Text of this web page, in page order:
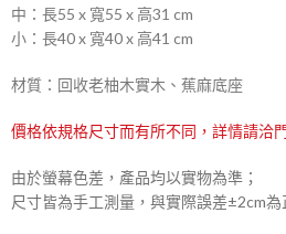
中：長55 x 寬55 x 高31 cm
小：長40 x 寬40 x 高41 cm
材質：回收老柚木實木、蕉麻底座
價格依規格尺寸而有所不同，詳情請洽
由於螢幕色差，產品均以實物為準；
尺寸皆為手工測量，與實際誤差±2cm為